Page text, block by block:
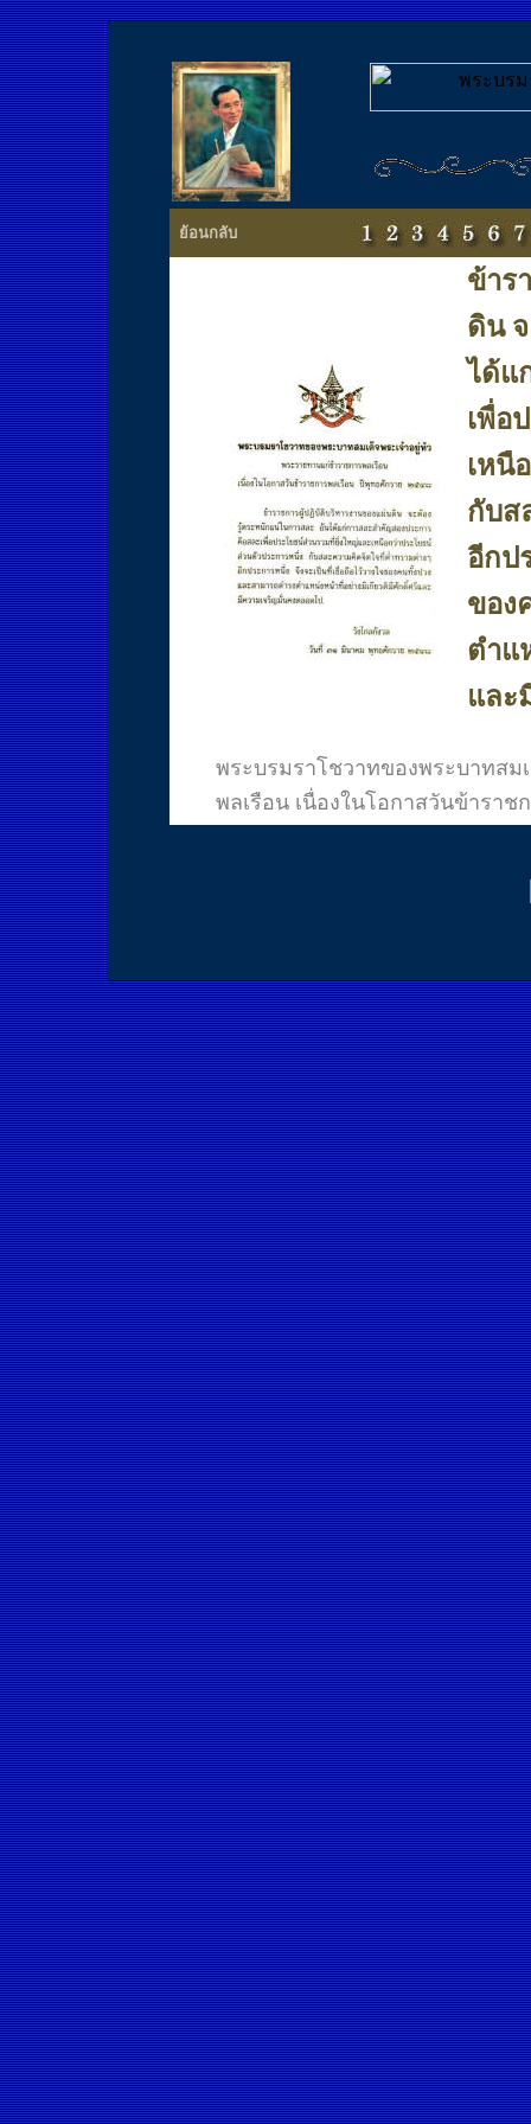
ย้อนกลับ
ข้าร
ดิน
ได้แ
เพื่อ
เหนื
กับส
อีกป
ของ
ตำแ
และ
พระบรมราโชวาทของพระบาทสม
พลเรือน เนื่องในโอกาสวันข้ารา